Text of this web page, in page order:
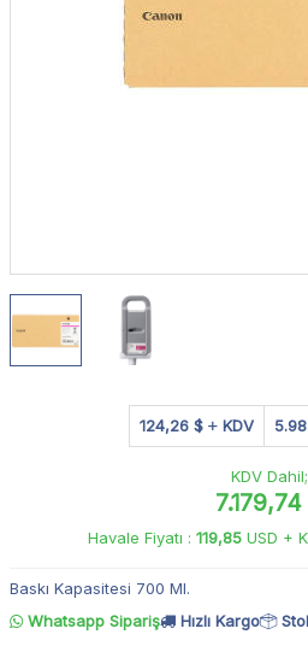
124,26 $ KDV
KDV Dahil;
Havale Fiyatı : 119,85 USD +
Baskı Kapasitesi 700 Ml.
Whatsapp Sipariş
Hızlı Kargo